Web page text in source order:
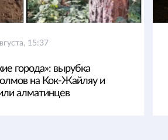
15:37
города»: вырубка
на Кок-Жайляу и
алматинцев